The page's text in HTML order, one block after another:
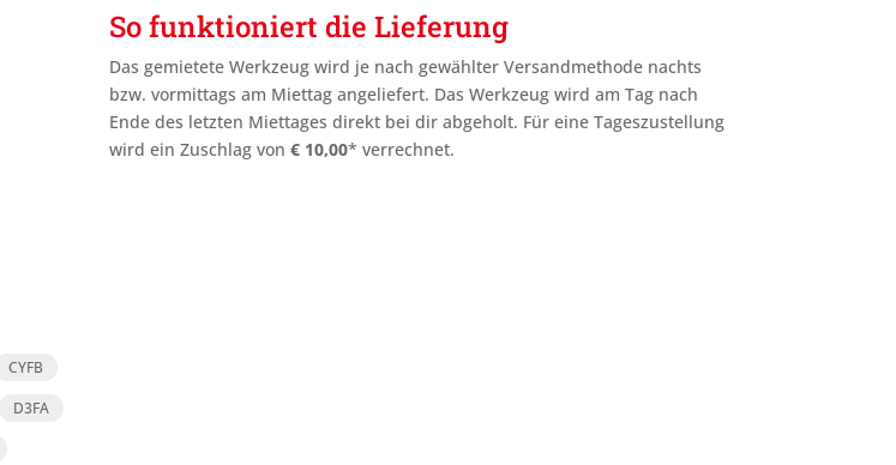
CYFB
D3FA
So funktioniert die Lieferung
Das gemietete Werkzeug wird je nach gewählter Versandmethode nachts
bzw. vormittags am Miettag angeliefert. Das Werkzeug wird am Tag nach
Ende des letzten Miettagesdirekt bei dir abgeholt. Für eine Tageszustellung
wird ein Zuschlag von€ 10,00* verrechnet.